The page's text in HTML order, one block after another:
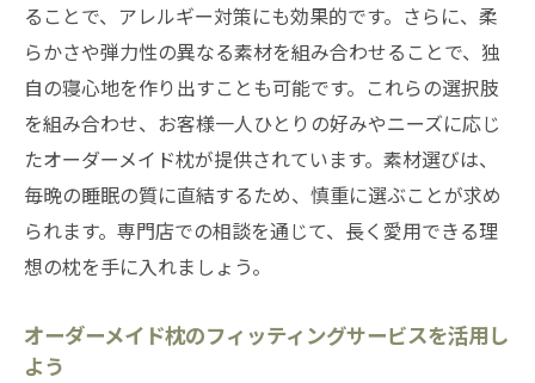
ることで、アレルギー対策にも効果的です。さらに、柔
らかさや弾力性の異なる素材を組み合わせることで、独
自の寝心地を作り出すことも可能です。これらの選択肢
を組み合わせ、お客様一人ひとりの好みやニーズに応じ
たオーダーメイド枕が提供されています。素材選びは、
毎晩の睡眠の質に直結するため、慎重に選ぶことが求め
られます。専門店での相談を通じて、長く愛用できる理
想の枕を手に入れましょう。
オーダーメイド枕のフィッティングサービスを活用し
よう